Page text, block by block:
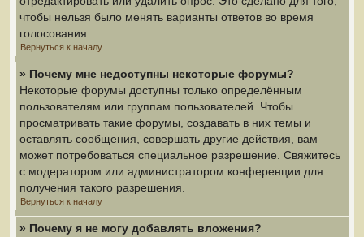
чтобы нельзя было менять варианты ответов во время
голосования.
Вернуться к началу
» Почему мне недоступны некоторые форумы?
Некоторые форумы доступны только определённым
пользователям или группам пользователей. Чтобы
просматривать такие форумы, создавать в них темы и
оставлять сообщения, совершать другие действия, вам
может потребоваться специальное разрешение. Свяжитесь
с модератором или администратором конференции для
получения такого разрешения.
Вернуться к началу
» Почему я не могу добавлять вложения?